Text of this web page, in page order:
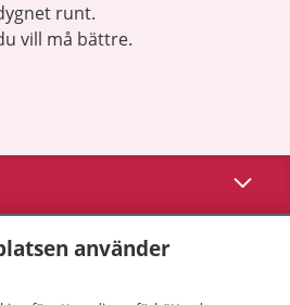
runt.
vill må bättre.
Visa
använder